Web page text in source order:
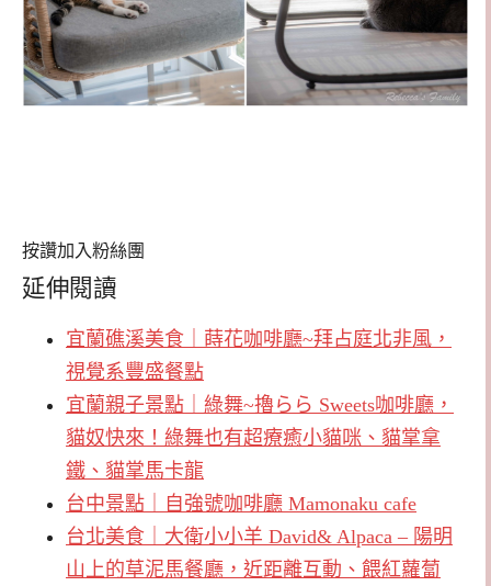
按讚加入粉絲團
延伸閱讀
宜蘭礁溪美食｜蒔花咖啡廳~拜占庭北非風，
視覺系豐盛餐點
宜蘭親子景點｜綠舞~擼らら Sweets咖啡廳，
貓奴快來！綠舞也有超療癒小貓咪、貓掌拿
鐵、貓掌馬卡龍
台中景點｜自強號咖啡廳 Mamonaku cafe
台北美食｜大衛小小羊 David& Alpaca – 陽明
山上的草泥馬餐廳，近距離互動、餵紅蘿蔔